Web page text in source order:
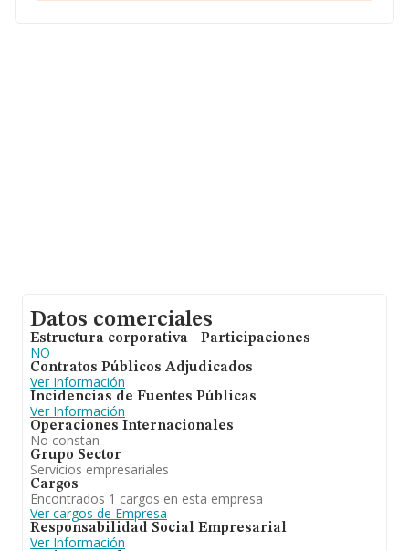
Datos comerciales
Estructura corporativa - Participaciones
NO
Contratos Públicos Adjudicados
Ver Información
Incidencias de Fuentes Públicas
Ver Información
Operaciones Internacionales
No constan
Grupo Sector
Servicios empresariales
Cargos
Encontrados 1 cargos en esta empresa
Ver cargos de Empresa
Responsabilidad Social Empresarial
Ver Información